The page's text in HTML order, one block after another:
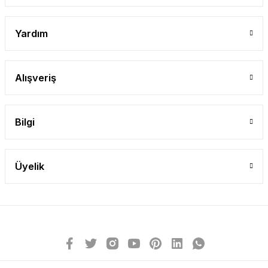
Yardım
Alışveriş
Bilgi
Üyelik